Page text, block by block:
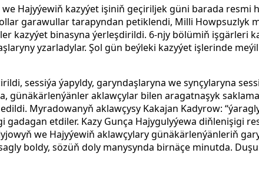
Hajyýewiň kazyýet işiniň geçiriljek güni barada resmi
garawullar tarapyndan petiklendi, Milli Howpsuzlyk
kazyýet binasyna ýerleşdirildi. 6-njy bölümiň işgärleri
yzarladylar. Şol gün beýleki kazyýet işlerinde
sessiýa ýapyldy, garyndaşlaryna we synçylaryna
günäkärlenýänler aklawçylar bilen aragatnaşyk
Myradowanyň aklawçysy Kakajan Kadyrow:
gadagan etdiler. Kazy Gunça Hajygulyýewa diňlenişigi
we Hajyýewiň aklawçylary günäkärlenýänleriň
boldy, sözüň doly manysynda birnäçe minutda.